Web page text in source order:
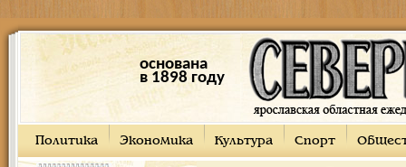
основана
в 1898 году
Политика Экономика Культура Спорт